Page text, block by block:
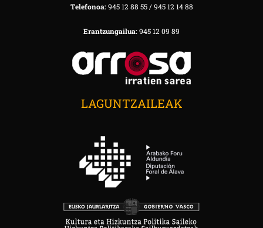
Telefonoa:945 12 88 55 / 945 12 14 88
Erantzungailua:945 12 09 89
LAGUNTZAILEAK